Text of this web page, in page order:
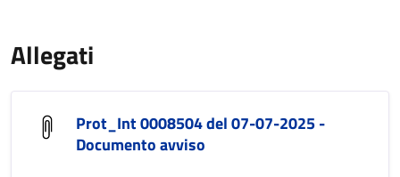
Allegati
Prot_Int 0008504 del 07-07-2025 -
Documento avviso